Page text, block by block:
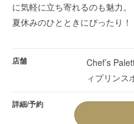
に気軽に立ち寄れるのも魅力。
夏休みのひとときにぴったり！
店舗
Chef’s
ィプリンス
詳細/予約